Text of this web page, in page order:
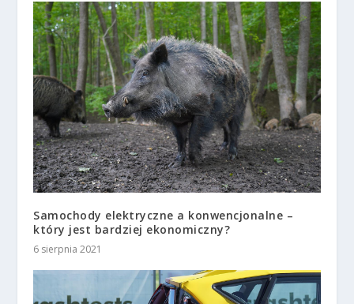
Samochody elektryczne a konwencjonalne –
który jest bardziej ekonomiczny?
6 sierpnia 2021